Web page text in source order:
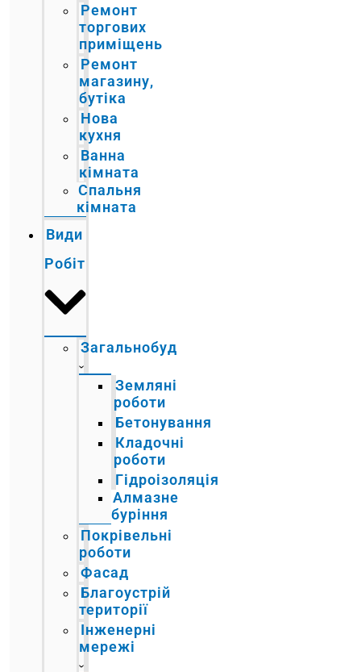
Ремонт
торгових
приміщень
Ремонт
магазину,
бутіка
Нова
кухня
Ванна
кімната
Спальня
кімната
Види
Робіт
Загальнобуд
Земляні
роботи
Бетонування
Кладочні
роботи
Гідроізоляція
Алмазне
буріння
Покрівельні
роботи
Фасад
Благоустрій
території
Інженерні
мережі